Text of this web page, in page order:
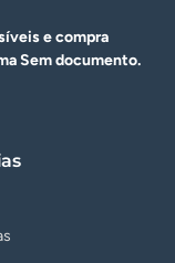
e compra
Sem documento.